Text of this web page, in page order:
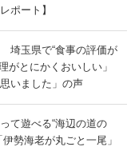
ポート】
埼玉県で“食事の評価が
がとにかくおいしい」
いました」の声
て遊べる“海辺の道の
勢海老が丸ごと一尾」